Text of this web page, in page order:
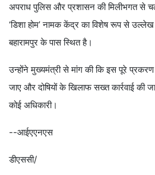
अपराध पुलिस और प्रशासन की मिलीभगत से
‘डिशा होम’ नामक केंद्र का विशेष रूप से उल्लेख
बहारामपुर के पास स्थित है।
उन्होंने मुख्यमंत्री से मांग की कि इस पूरे
जाए और दोषियों के खिलाफ सख्त कार्रवाई की
कोई अधिकारी।
--आईएएनएस
डीएससी/